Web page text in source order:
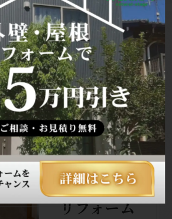
施工事例
外壁塗装
施工事例
リフォーム